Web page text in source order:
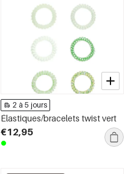
2 à 5 jours
Élastiques/bracelets twist vert
€12,95